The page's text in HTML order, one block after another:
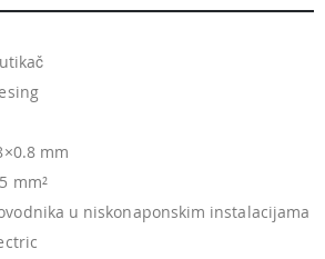
mm
mm²
u niskonaponskim instalacijama